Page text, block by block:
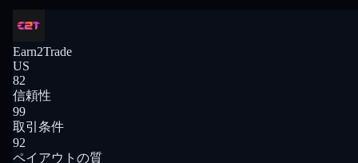
Earn2Trade
US
82
信頼性
99
取引条件
92
ペイアウトの質